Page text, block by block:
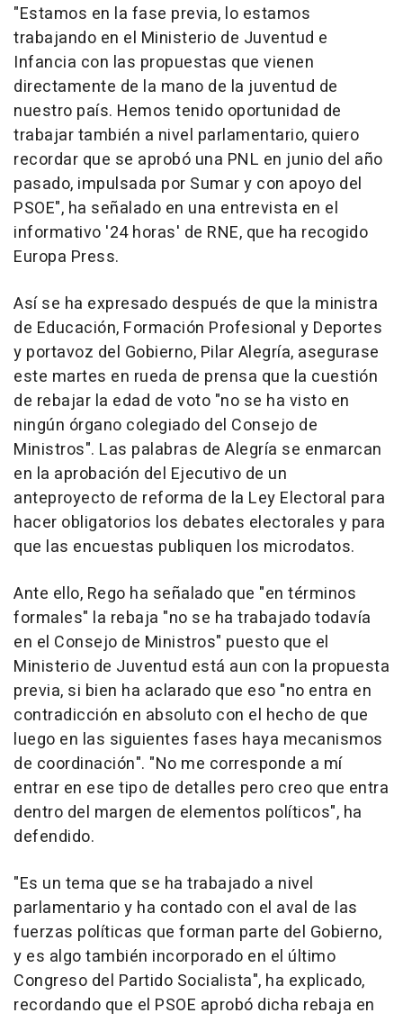
"Estamos en la fase previa, lo estamos
trabajando en el Ministerio de Juventud e
Infancia con las propuestas que vienen
directamente de la mano de la juventud de
nuestro país. Hemos tenido oportunidad de
trabajar también a nivel parlamentario, quiero
recordar que se aprobó una PNL en junio del año
pasado, impulsada por Sumar y con apoyo del
PSOE", ha señalado en una entrevista en el
informativo '24 horas' de RNE, que ha recogido
Europa Press.
Así se ha expresado después de que la ministra
de Educación, Formación Profesional y Deportes
y portavoz del Gobierno, Pilar Alegría, asegurase
este martes en rueda de prensa que la cuestión
de rebajar la edad de voto "no se ha visto en
ningún órgano colegiado del Consejo de
Ministros". Las palabras de Alegría se enmarcan
en la aprobación del Ejecutivo de un
anteproyecto de reforma de la Ley Electoral para
hacer obligatorios los debates electorales y para
que las encuestas publiquen los microdatos.
Ante ello, Rego ha señalado que "en términos
formales" la rebaja "no se ha trabajado todavía
en el Consejo de Ministros" puesto que el
Ministerio de Juventud está aun con la propuesta
previa, si bien ha aclarado que eso "no entra en
contradicción en absoluto con el hecho de que
luego en las siguientes fases haya mecanismos
de coordinación". "No me corresponde a mí
entrar en ese tipo de detalles pero creo que entra
dentro del margen de elementos políticos", ha
defendido.
"Es un tema que se ha trabajado a nivel
parlamentario y ha contado con el aval de las
fuerzas políticas que forman parte del Gobierno,
y es algo también incorporado en el último
Congreso del Partido Socialista", ha explicado,
recordando que el PSOE aprobó dicha rebaja en